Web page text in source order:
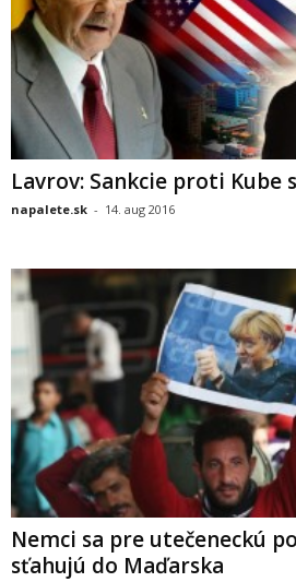
Lavrov: Sankcie proti Kube
napalete.sk - 14. aug 2016
Nemci sa pre utečeneckú
sťahujú do Maďarska